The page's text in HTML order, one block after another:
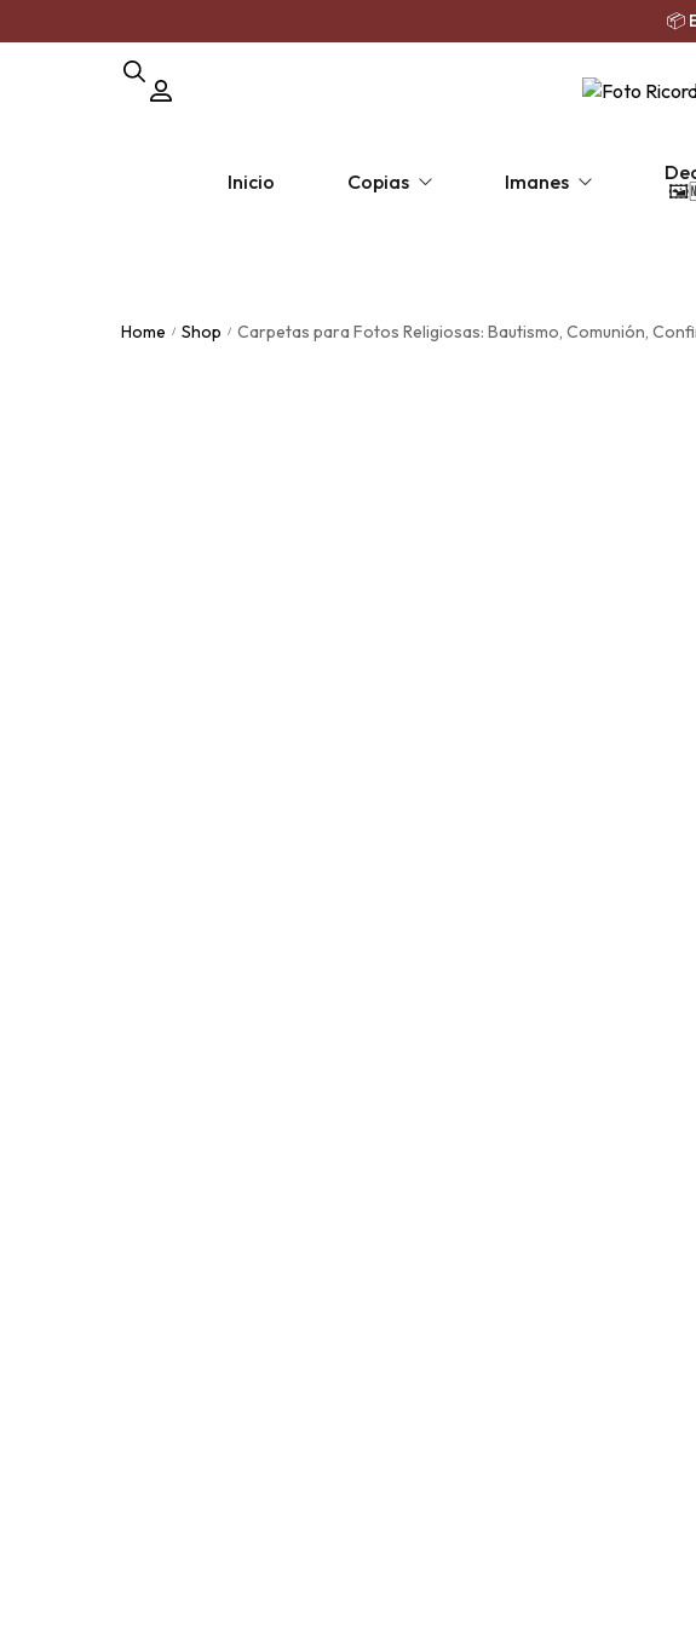
📦
Inicio Copias Imanes
Home / Shop / Carpetas para Fotos Religiosas: Bautismo, Comunión,